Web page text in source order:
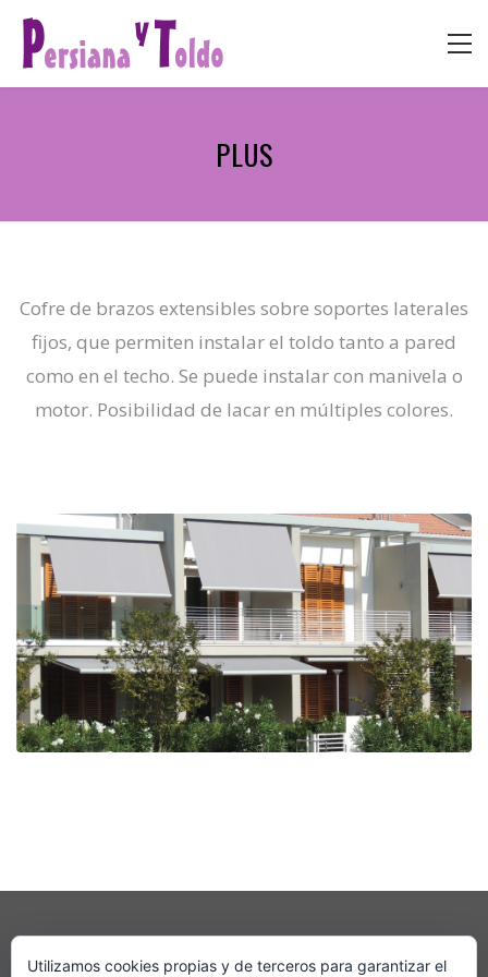
PLUS
Cofre de brazos extensibles sobre soportes laterales
fijos, que permiten instalar el toldo tanto a pared
como en el techo. Se puede instalar con manivela o
motor. Posibilidad de lacar en múltiples colores.
Aviso legal
Utilizamos cookies propias y de terceros para garantizar el